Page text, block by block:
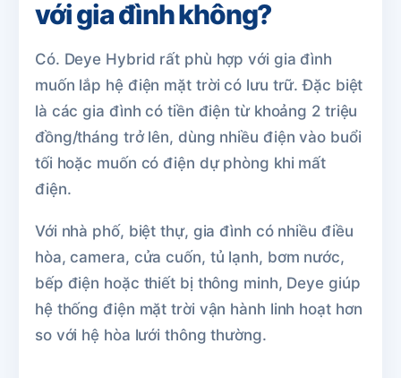
với gia đình không?
Có. Deye Hybrid rất phù hợp với gia đình
muốn lắp hệ điện mặt trời có lưu trữ. Đặc biệt
là các gia đình có tiền điện từ khoảng 2 triệu
đồng/tháng trở lên, dùng nhiều điện vào buổi
tối hoặc muốn có điện dự phòng khi mất
điện.
Với nhà phố, biệt thự, gia đình có nhiều điều
hòa, camera, cửa cuốn, tủ lạnh, bơm nước,
bếp điện hoặc thiết bị thông minh, Deye giúp
hệ thống điện mặt trời vận hành linh hoạt hơn
so với hệ hòa lưới thông thường.